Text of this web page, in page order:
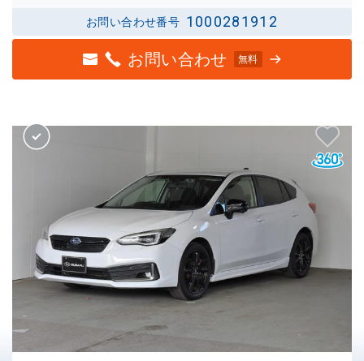
お問い合わせ番号 1000281912
お問い合わせ 無料